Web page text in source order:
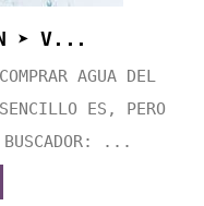
➤ V...
AGUA DEL
ES, PERO
BUSCADOR: ...